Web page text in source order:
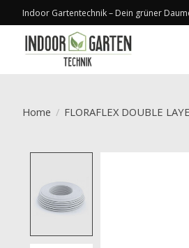
Indoor Gartentechnik – Dein grüner
Home / FLORAFLEX DOUBLE